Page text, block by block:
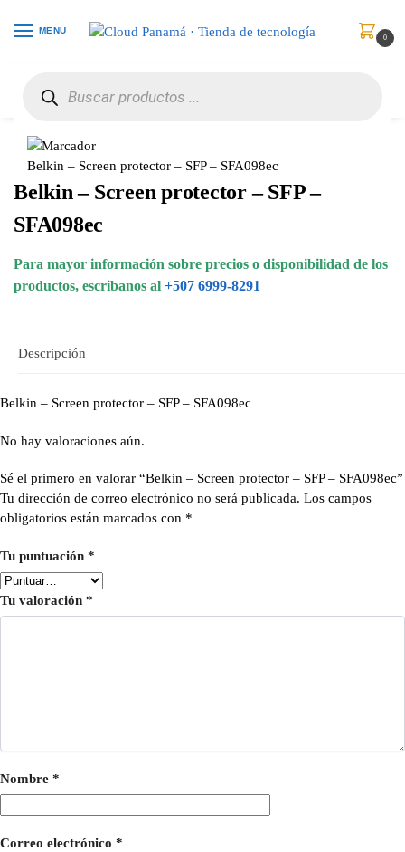
MENU
0
Belkin – Screen protector – SFP – SFA098ec
Belkin – Screen protector – SFP –
SFA098ec
Para mayor información sobre precios o disponibilidad de los
productos, escribanos al +507 6999-8291
Descripción
Belkin – Screen protector – SFP – SFA098ec
No hay valoraciones aún.
Sé el primero en valorar “Belkin – Screen protector – SFP – SFA098ec”
Tu dirección de correo electrónico no será publicada. Los campos
obligatorios están marcados con *
Tu puntuación *
Tu valoración *
Nombre *
Correo electrónico *